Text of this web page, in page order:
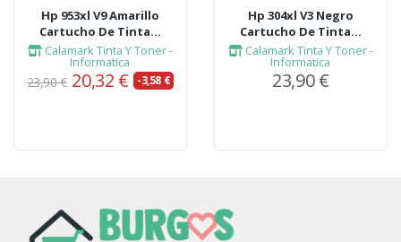
Hp 953xl V9 Amarillo
Cartucho De Tinta...
Calamark Tinta Y Toner -
Informatica
23,90 € 20,32 € -3,58 €
Hp 304xl V3 Negro
Cartucho De Tinta...
Calamark Tinta Y Toner -
Informatica
23,90 €